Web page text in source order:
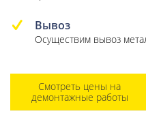
Вывоз
Осуществим вывоз
Смотреть цены на
демонтажные работы